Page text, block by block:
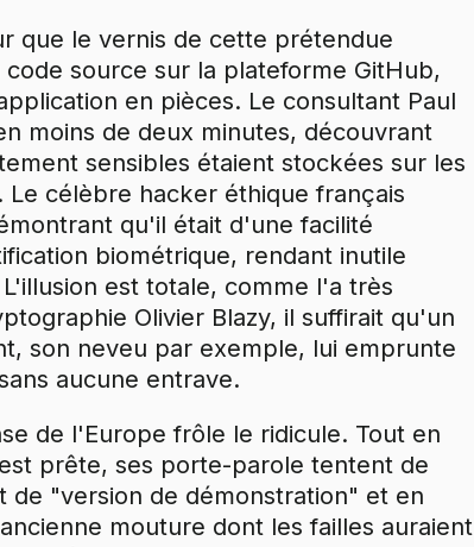
que le vernis de cette prétendue
source sur la plateforme GitHub,
en pièces. Le consultant Paul
moins de deux minutes, découvrant
sensibles étaient stockées sur les
célèbre hacker éthique français
qu'il était d'une facilité
biométrique, rendant inutile
est totale, comme l'a très
Olivier Blazy, il suffirait qu'un
son neveu par exemple, lui emprunte
aucune entrave.
de l'Europe frôle le ridicule. Tout en
prête, ses porte-parole tentent de
de "version de démonstration" et en
mouture dont les failles auraient